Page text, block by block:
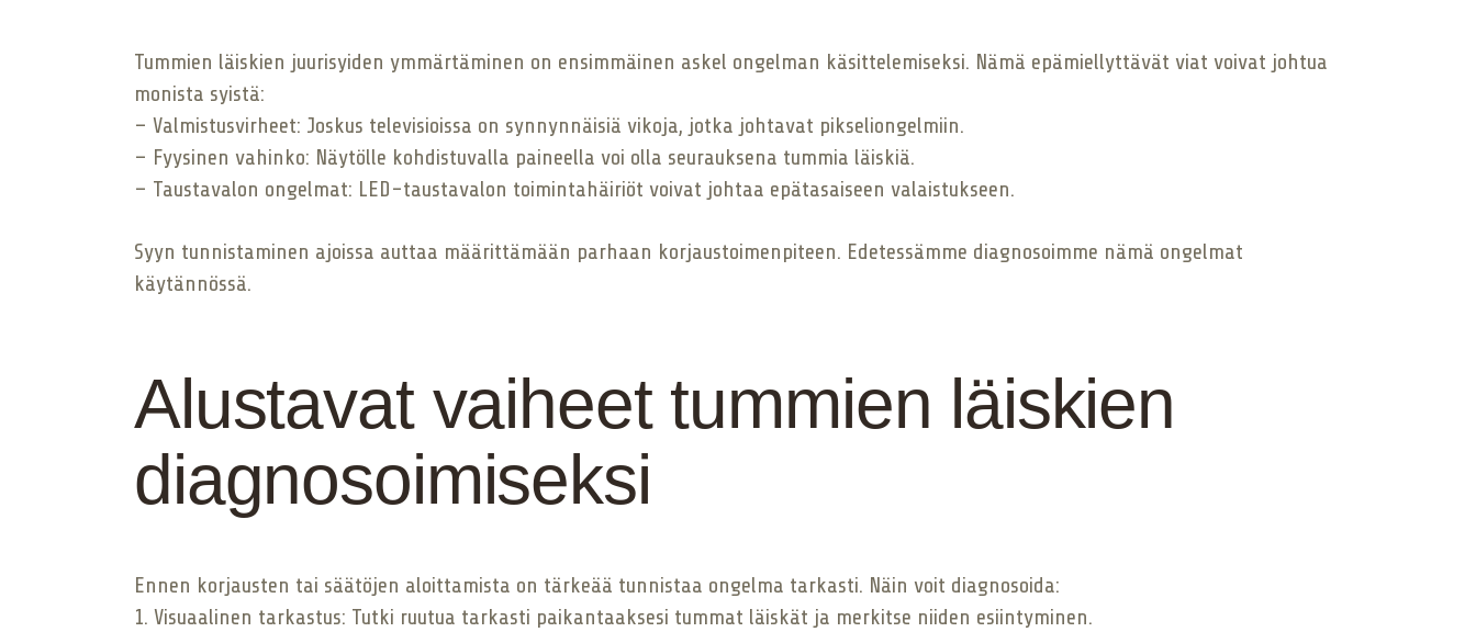
Tummien läiskien juurisyiden ymmärtäminen on ensimmäinen askel ongelman käsittelemiseksi. Nämä epämiellyttävät viat voivat johtua
monista syistä:
– Valmistusvirheet: Joskus televisioissa on synnynnäisiä vikoja, jotka johtavat pikseliongelmiin.
– Fyysinen vahinko: Näytölle kohdistuvalla paineella voi olla seurauksena tummia läiskiä.
– Taustavalon ongelmat: LED-taustavalon toimintahäiriöt voivat johtaa epätasaiseen valaistukseen.
Syyn tunnistaminen ajoissa auttaa määrittämään parhaan korjaustoimenpiteen. Edetessämme diagnosoimme nämä ongelmat
käytännössä.
Alustavat vaiheet tummien läiskien
diagnosoimiseksi
Ennen korjausten tai säätöjen aloittamista on tärkeää tunnistaa ongelma tarkasti. Näin voit diagnosoida:
1. Visuaalinen tarkastus: Tutki ruutua tarkasti paikantaaksesi tummat läiskät ja merkitse niiden esiintyminen.